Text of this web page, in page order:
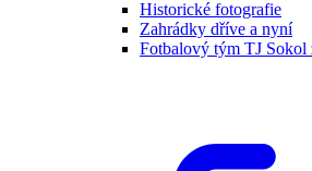
Historické fotografie
Zahrádky dříve a nyní
Fotbalový tým TJ Sokol